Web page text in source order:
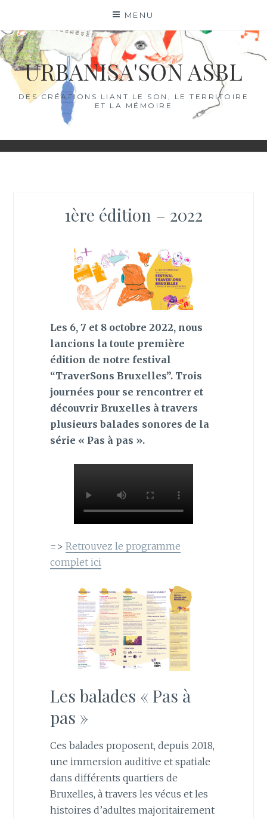
content
MENU
URBANISA'SON ASBL
DES CRÉATIONS LIANT LE SON, LE TERRITOIRE
ET LA MÉMOIRE
1ère édition – 2022
Les 6, 7 et 8 octobre 2022, nous
lancions la toute première
édition de notre festival
“TraverSons Bruxelles”. Trois
journées pour se rencontrer et
découvrir Bruxelles à travers
plusieurs balades sonores de la
série « Pas à pas ».
=> Retrouvez le programme
complet ici
Les balades « Pas à
pas »
Ces balades proposent, depuis 2018,
une immersion auditive et spatiale
dans différents quartiers de
Bruxelles, à travers les vécus et les
histoires d’adultes majoritairement